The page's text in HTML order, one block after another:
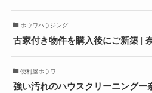
ホウワハウジング
古家付き物件を購入後にご新築 |
便利屋ホウワ
強い汚れのハウスクリーニングー